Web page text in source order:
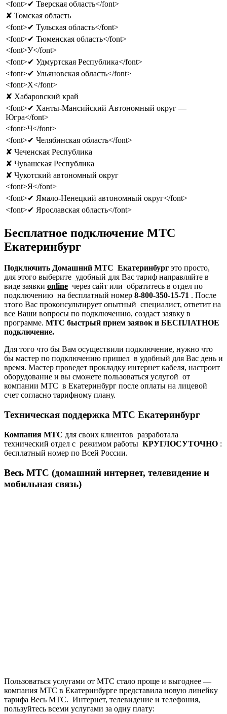
<font>✔ Тверская область</font>
✘ Томская область
<font>✔ Тульская область</font>
<font>✔ Тюменская область</font>
<font>У</font>
<font>✔ Удмуртская Республика</font>
<font>✔ Ульяновская область</font>
<font>Х</font>
✘ Хабаровский край
<font>✔ Ханты-Мансийский Автономный округ —
Югра</font>
<font>Ч</font>
<font>✔ Челябинская область</font>
✘ Чеченская Республика
✘ Чувашская Республика
✘ Чукотский автономный округ
<font>Я</font>
<font>✔ Ямало-Ненецкий автономный округ</font>
<font>✔ Ярославская область</font>
Бесплатное подключение МТС
Екатеринбург
Подключить Домашний МТС Екатеринбург это просто,
для этого выберите удобный для Вас тариф направляйте в
виде заявки online через сайт или обратитесь в отдел по
подключению на бесплатный номер 8-800-350-15-71 . После
этого Вас проконсультирует опытный специалист, ответит на
все Ваши вопросы по подключению, создаст заявку в
программе. МТС быстрый прием заявок и БЕСПЛАТНОЕ
подключение.
Для того что бы Вам осуществили подключение, нужно что
бы мастер по подключению пришел в удобный для Вас день и
время. Мастер проведет прокладку интернет кабеля, настроит
оборудование и вы сможете пользоваться услугой от
компании МТС в Екатеринбург после оплаты на лицевой
счет согласно тарифному плану.
Техническая поддержка МТС Екатеринбург
Компания МТС для своих клиентов разработала
технический отдел с режимом работы КРУГЛОСУТОЧНО :
бесплатный номер по Всей России.
Весь МТС (домашний интернет, телевидение и
мобильная связь)
Пользоваться услугами от МТС стало проще и выгоднее —
компания МТС в Екатеринбурге представила новую линейку
тарифа Весь МТС. Интернет, телевидение и телефония,
пользуйтесь всеми услугами за одну плату: